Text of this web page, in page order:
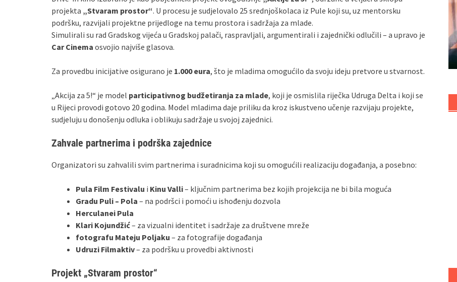
projekta „Stvaram prostor“. U procesu je sudjelovalo 25 srednjoškolaca iz Pule koji su, uz mentorsku
podršku, razvijali projektne prijedloge na temu prostora i sadržaja za mlade.
Simulirali su rad Gradskog vijeća u Gradskoj palači, raspravljali, argumentirali i zajednički odlučili – a upravo je
Car Cinema osvojio najviše glasova.
Za provedbu inicijative osigurano je 1.000 eura, što je mladima omogućilo da svoju ideju pretvore u stvarnost.
„Akcija za 5!“ je model participativnog budžetiranja za mlade, koji je osmislila riječka Udruga Delta i koji se
u Rijeci provodi gotovo 20 godina. Model mladima daje priliku da kroz iskustveno učenje razvijaju projekte,
sudjeluju u donošenju odluka i oblikuju sadržaje u svojoj zajednici.
Zahvale partnerima i podrška zajednice
Organizatori su zahvalili svim partnerima i suradnicima koji su omogućili realizaciju događanja, a posebno:
Pula Film Festivalu i Kinu Valli– ključnim partnerima bez kojih projekcija ne bi bila moguća
Gradu Puli – Pola – na podršci i pomoći u ishođenju dozvola
Herculanei Pula
Klari Kojundžić– za vizualni identitet i sadržaje za društvene mreže
fotografu Mateju Poljaku – za fotografije događanja
Udruzi Filmaktiv– za podršku u provedbi aktivnosti
Projekt „Stvaram prostor“